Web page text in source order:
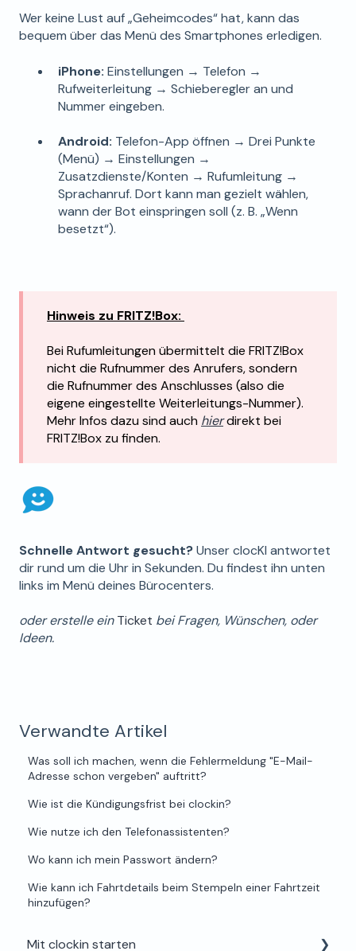
Wer keine Lust auf „Geheimcodes“ hat, kann das
bequem über das Menü des Smartphones erledigen.
iPhone: Einstellungen → Telefon →
Rufweiterleitung → Schieberegler an und
Nummer eingeben.
Android: Telefon-App öffnen → Drei Punkte
(Menü) → Einstellungen →
Zusatzdienste/Konten → Rufumleitung →
Sprachanruf. Dort kann man gezielt wählen,
wann der Bot einspringen soll (z. B. „Wenn
besetzt“).
Hinweis zu FRITZ!Box:
Bei Rufumleitungen übermittelt die FRITZ!Box
nicht die Rufnummer des Anrufers, sondern
die Rufnummer des Anschlusses (also die
eigene eingestellte Weiterleitungs-Nummer).
Mehr Infos dazu sind auch hierdirekt bei
FRITZ!Box zu finden.
Schnelle Antwort gesucht?Unser clocKI antwortet
dir rund um die Uhr in Sekunden. Du findest ihn unten
links im Menü deines Bürocenters.
oder erstelle einTicket bei Fragen, Wünschen, oder
Ideen.
Verwandte Artikel
Was soll ich machen, wenn die Fehlermeldung "E-Mail-
Adresse schon vergeben" auftritt?
Wie ist die Kündigungsfrist bei clockin?
Wie nutze ich den Telefonassistenten?
Wo kann ich mein Passwort ändern?
Wie kann ich Fahrtdetails beim Stempeln einer Fahrtzeit
hinzufügen?
Mit clockin starten